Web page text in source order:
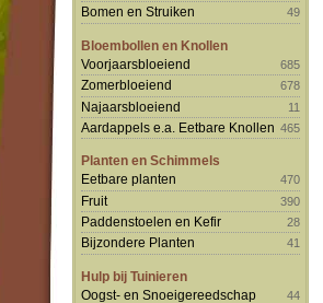
Bomen en Struiken 49
Bloembollen en Knollen
Voorjaarsbloeiend
685
Zomerbloeiend 678
Najaarsbloeiend 11
Aardappels e.a. Eetbare Knollen 465
Planten en Schimmels
Eetbare planten
470
Fruit 390
Paddenstoelen en Kefir 28
Bijzondere Planten 41
Hulp bij Tuinieren
Oogst- en Snoeigereedschap
44